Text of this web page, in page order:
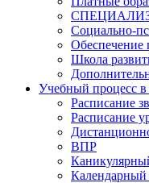
Социально-
Обеспечение
Школа
Учебный процесс в
Расписание
Расписание
ВПР